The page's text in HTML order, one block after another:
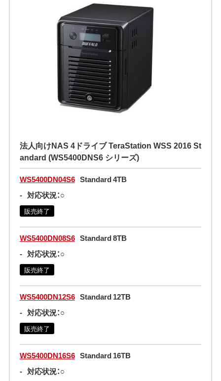
法人向けNAS 4ドライブ TeraStation WSS 2016 St
andard (WS5400DNS6 シリーズ)
WS5400DN04S6 Standard 4TB
- 対応状況：○
販売終了
WS5400DN08S6 Standard 8TB
- 対応状況：○
販売終了
WS5400DN12S6 Standard 12TB
- 対応状況：○
販売終了
WS5400DN16S6 Standard 16TB
- 対応状況：○